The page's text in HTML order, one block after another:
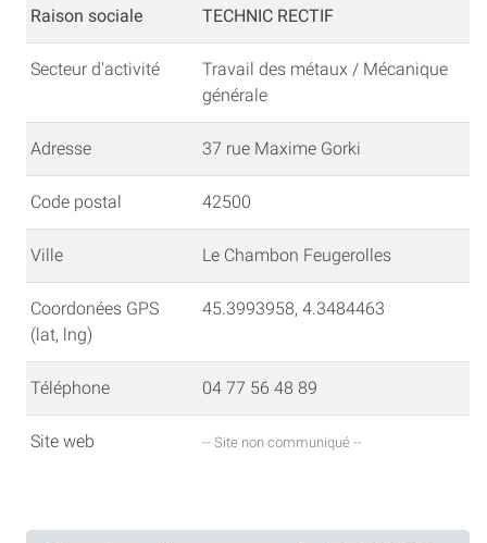
Raison sociale TECHNIC RECTIF
Secteur d'activité
Travail des métaux / Mécanique
générale
Adresse 37 rue Maxime Gorki
Code postal 42500
Ville Le Chambon Feugerolles
Coordonées GPS
(lat, lng)
45.3993958, 4.3484463
Téléphone 04 77 56 48 89
Site web -- Site non communiqué --